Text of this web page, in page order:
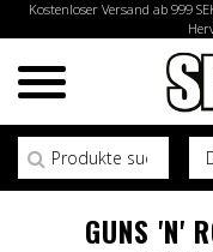
Kostenloser Versand ab 999
Suchen nach:
GUNS 'N'